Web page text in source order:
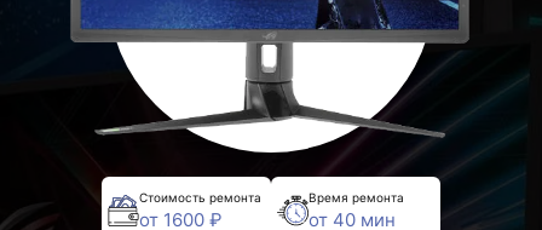
Стоимость ремонта
от 1600 ₽
Время ремонта
от 40 мин